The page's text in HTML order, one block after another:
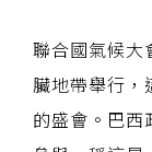
聯合國氣候大
臟地帶舉行，
的盛會。巴西